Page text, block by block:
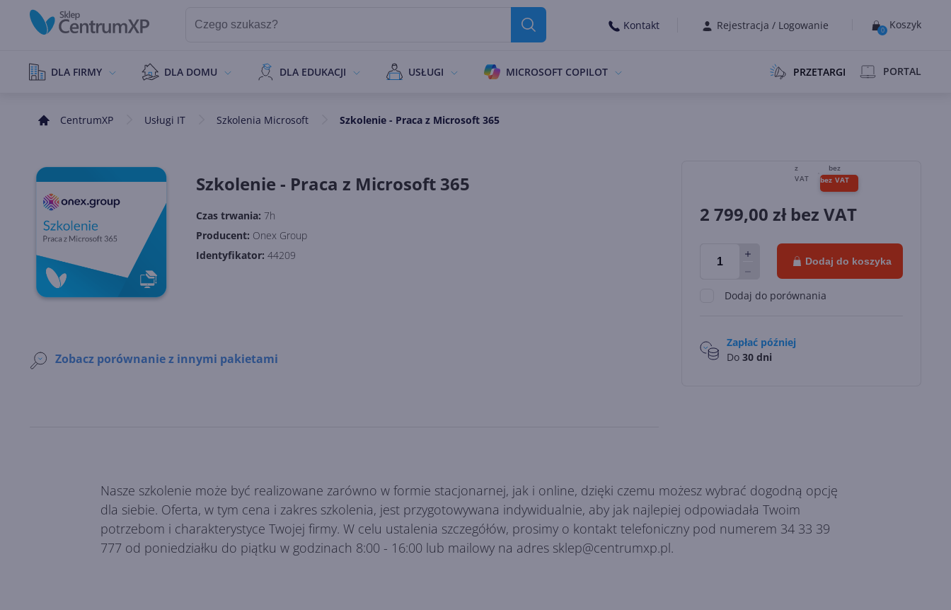
Kontakt Rejestracja / Logowanie 0 Koszyk
DLA FIRMY DLA DOMU DLA EDUKACJI USŁUGI MICROSOFT COPILOT PRZETARGI PORTAL
CentrumXP Usługi IT Szkolenia Microsoft Szkolenie - Praca z Microsoft 365
Szkolenie - Praca z Microsoft 365
2 799,00 zł bez VAT
Dodaj do koszyka
Dodaj do porównania
Zapłać później
Do 30 dni
Czas trwania: 7h
Producent: Onex Group
Identyfikator: 44209
Zobacz porównanie z innymi pakietami
Nasze szkolenie może być realizowane zarówno w formie stacjonarnej, jak i online, dzięki czemu możesz wybrać dogodną opcję
dla siebie. Oferta, w tym cena i zakres szkolenia, jest przygotowywana indywidualnie, aby jak najlepiej odpowiadała Twoim
potrzebom i charakterystyce Twojej firmy. W celu ustalenia szczegółów, prosimy o kontakt telefoniczny pod numerem 34 33 39
777 od poniedziałku do piątku w godzinach 8:00 - 16:00 lub mailowy na adres sklep@centrumxp.pl.